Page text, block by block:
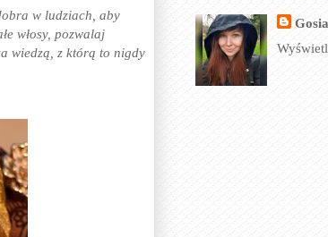
w ludziach, aby
włosy, pozwalaj
wiedzą, z którą to nigdy